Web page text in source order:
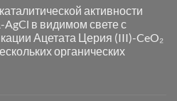
активности
в видимом свете с
Ацетата Церия (III)-CeO₂
органических